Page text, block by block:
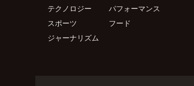
テクノロジー
パフォーマンス
スポーツ
フード
ジャーナリズム